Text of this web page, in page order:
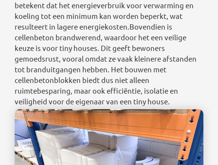
betekent dat het energieverbruik voor verwarming en
koeling tot een minimum kan worden beperkt, wat
resulteert in lagere energiekosten.Bovendien is
cellenbeton brandwerend, waardoor het een veilige
keuze is voor tiny houses. Dit geeft bewoners
gemoedsrust, vooral omdat ze vaak kleinere afstanden
tot branduitgangen hebben. Het bouwen met
cellenbetonblokken biedt dus niet alleen
ruimtebesparing, maar ook efficiëntie, isolatie en
veiligheid voor de eigenaar van een tiny house.